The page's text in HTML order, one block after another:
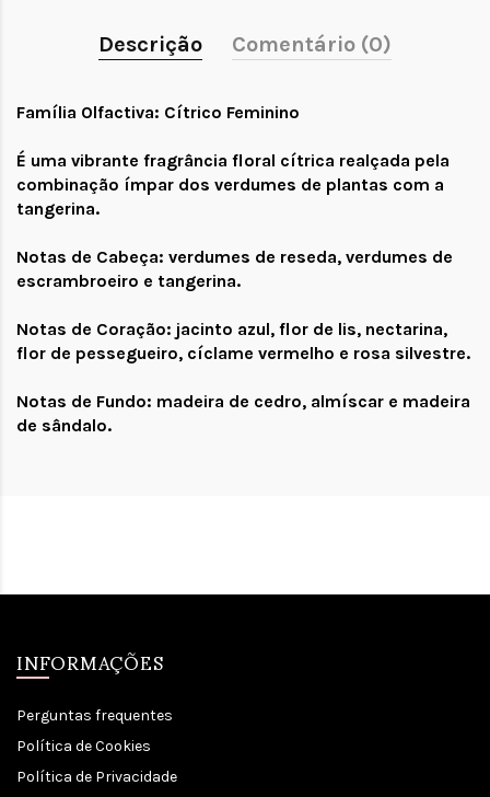
Descrição Comentário (0)
Família Olfactiva: Cítrico Feminino
É uma vibrante fragrância floral cítrica realçada pela
combinação ímpar dos verdumes de plantas com a
tangerina.
Notas de Cabeça: verdumes de reseda, verdumes de
escrambroeiro e tangerina.
Notas de Coração: jacinto azul, flor de lis, nectarina,
flor de pessegueiro, cíclame vermelho e rosa silvestre.
Notas de Fundo: madeira de cedro, almíscar e madeira
de sândalo.
INFORMAÇÕES
Perguntas frequentes
Política de Cookies
Política de Privacidade